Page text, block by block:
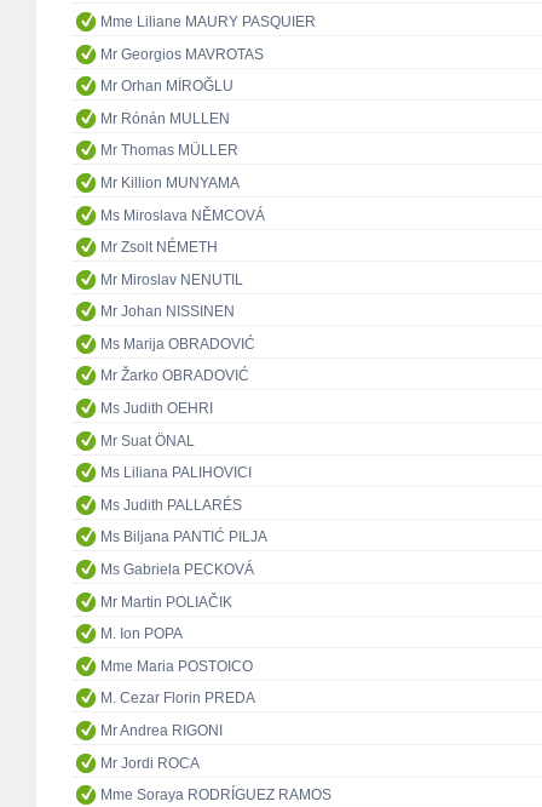
Mme Liliane MAURY PASQUIER
Mr Georgios MAVROTAS
Mr Orhan MİROĞLU
Mr Rónán MULLEN
Mr Thomas MÜLLER
Mr Killion MUNYAMA
Ms Miroslava NĚMCOVÁ
Mr Zsolt NÉMETH
Mr Miroslav NENUTIL
Mr Johan NISSINEN
Ms Marija OBRADOVIĆ
Mr Žarko OBRADOVIĆ
Ms Judith OEHRI
Mr Suat ÖNAL
Ms Liliana PALIHOVICI
Ms Judith PALLARÉS
Ms Biljana PANTIĆ PILJA
Ms Gabriela PECKOVÁ
Mr Martin POLIAČIK
M. Ion POPA
Mme Maria POSTOICO
M. Cezar Florin PREDA
Mr Andrea RIGONI
Mr Jordi ROCA
Mme Soraya RODRÍGUEZ RAMOS